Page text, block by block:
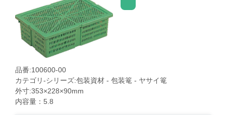
品番:100600-00
カテゴリ-シリーズ:包装資材 - 包装篭 - ヤサイ篭
外寸:353×228×90mm
内容量：5.8